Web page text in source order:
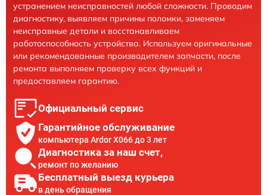
устранением неисправностей любой сложности. Проводим
диагностику, выявляем причины поломки, заменяем
неисправные детали и восстанавливаем
работоспособность устройства. Используем оригинальные
или рекомендованные производителем запчасти, после
ремонта выполняем проверку всех функций и
предоставляем гарантию.
Официальный сервис
Гарантийное обслуживание
компьютера Ardor X066 до 3 лет
Диагностика за наш счет,
ремонт по желанию
Бесплатный выезд курьера
в день обращения